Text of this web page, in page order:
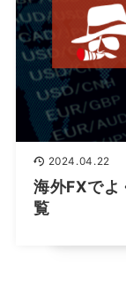
2024.04.22
海外FXでよ
覧